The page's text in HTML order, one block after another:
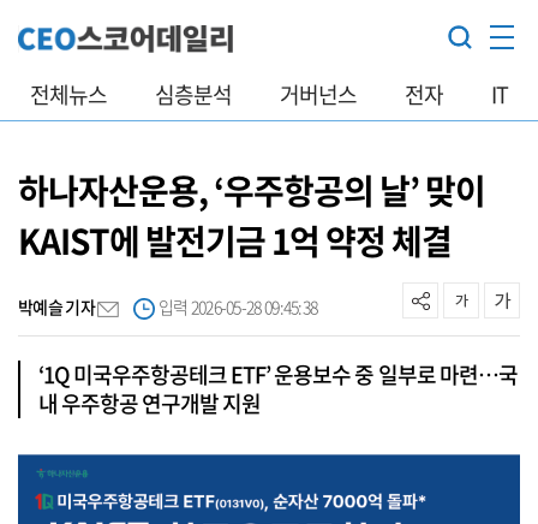
전체뉴스 심층분석 거버넌스 전자 IT
하나자산운용, ‘우주항공의 날’ 맞이
KAIST에 발전기금 1억 약정 체결
박예슬 기자 입력 2026-05-28 09:45:38
‘1Q 미국우주항공테크 ETF’ 운용보수 중 일부로 마련…국
내 우주항공 연구개발 지원